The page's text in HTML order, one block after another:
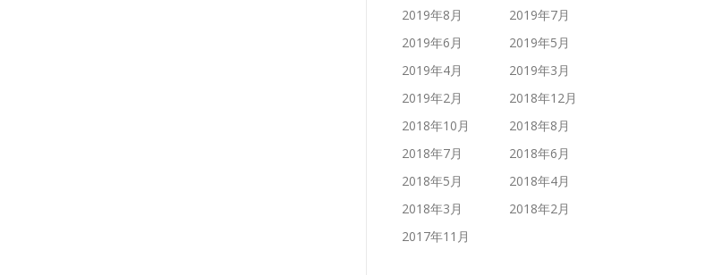
2019年8月
2019年7月
2019年6月
2019年5月
2019年4月
2019年3月
2019年2月
2018年12月
2018年10月
2018年8月
2018年7月
2018年6月
2018年5月
2018年4月
2018年3月
2018年2月
2017年11月